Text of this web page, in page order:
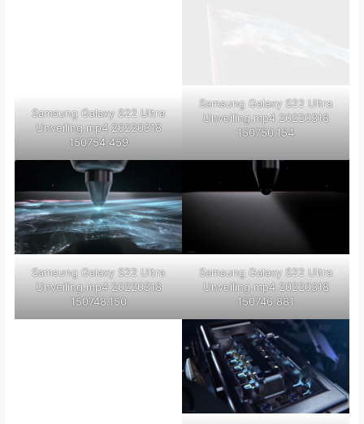
Samsung Galaxy S22 Ultra
Unveiling.mp4 20220318
150754.459
Samsung Galaxy S22 Ultra
Unveiling.mp4 20220318
150750.154
Samsung Galaxy S22 Ultra
Unveiling.mp4 20220318
150748.150
Samsung Galaxy S22 Ultra
Unveiling.mp4 20220318
150746.881